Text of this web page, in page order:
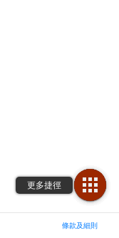
條款及細則